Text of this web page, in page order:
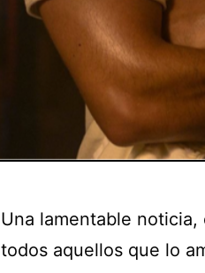
Una lamentable
todos aquellos que lo